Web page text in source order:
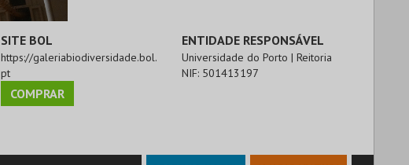
SITE BOL
https://galeriabiodiversidade.bol.
pt
COMPRAR
ENTIDADE RESPONSÁVEL
Universidade do Porto | Reitoria
NIF: 501413197